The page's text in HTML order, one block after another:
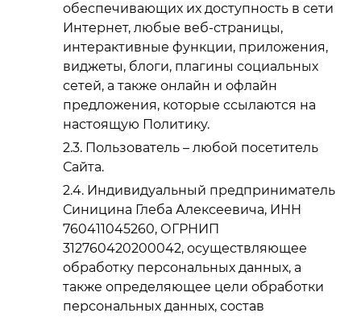
обеспечивающих их доступность в сети
Интернет, любые веб-страницы,
интерактивные функции, приложения,
виджеты, блоги, плагины социальных
сетей, а также онлайн и офлайн
предложения, которые ссылаются на
настоящую Политику.
Пользователь – любой посетитель
Сайта.
Индивидуальный предприниматель
Синицина Глеба Алексеевича, ИНН
760411045260, ОГРНИП
312760420200042, осуществляющее
обработку персональных данных, а
также определяющее цели обработки
персональных данных, состав